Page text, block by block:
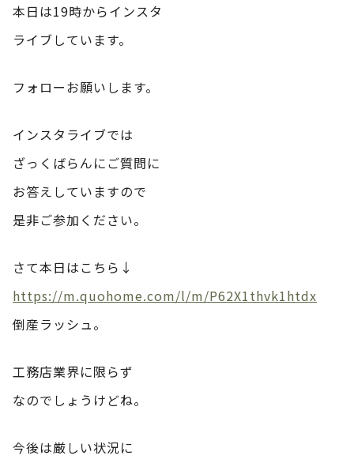
本日は19時からインスタ
ライブしています。
フォローお願いします。
インスタライブでは
ざっくばらんにご質問に
お答えしていますので
是非ご参加ください。
さて本日はこちら↓
https://m.quohome.com/l/m/P62X1thvk1htdx
倒産ラッシュ。
工務店業界に限らず
なのでしょうけどね。
今後は厳しい状況に